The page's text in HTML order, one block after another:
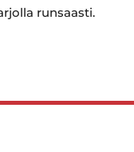
runsaasti.